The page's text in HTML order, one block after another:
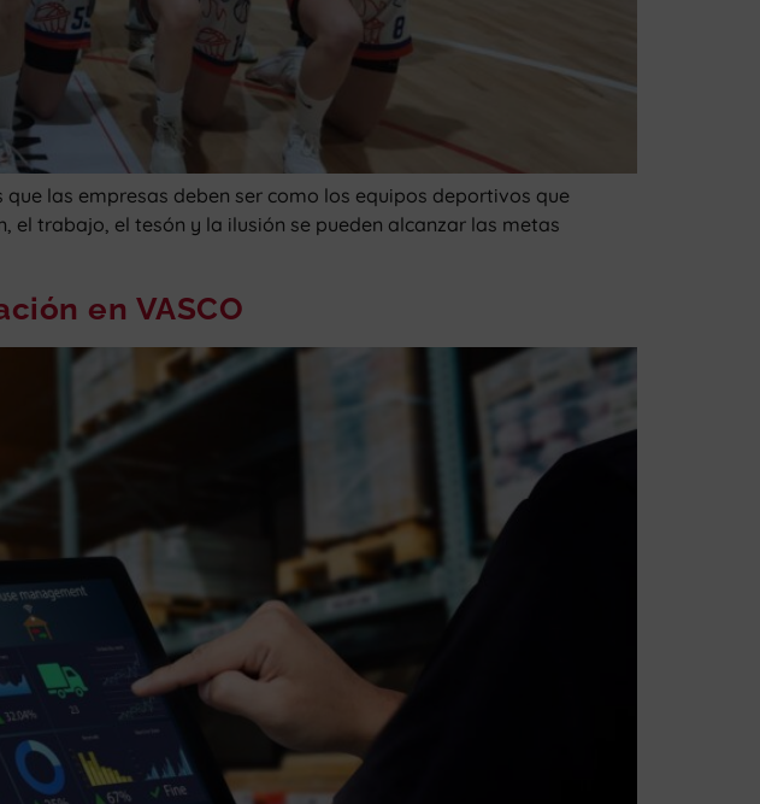
las empresas deben ser como los equipos deportivos que
trabajo, el tesón y la ilusión se pueden alcanzar las metas
en VASCO